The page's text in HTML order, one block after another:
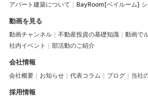
アパート建築について BayRoom[ベイルーム]
動画を見る
動画チャンネル 不動産投資の基礎知識
動画で
社内イベント
部活動のご紹介
会社情報
会社概要 お知らせ 代表コラム ブログ 当社
採用情報